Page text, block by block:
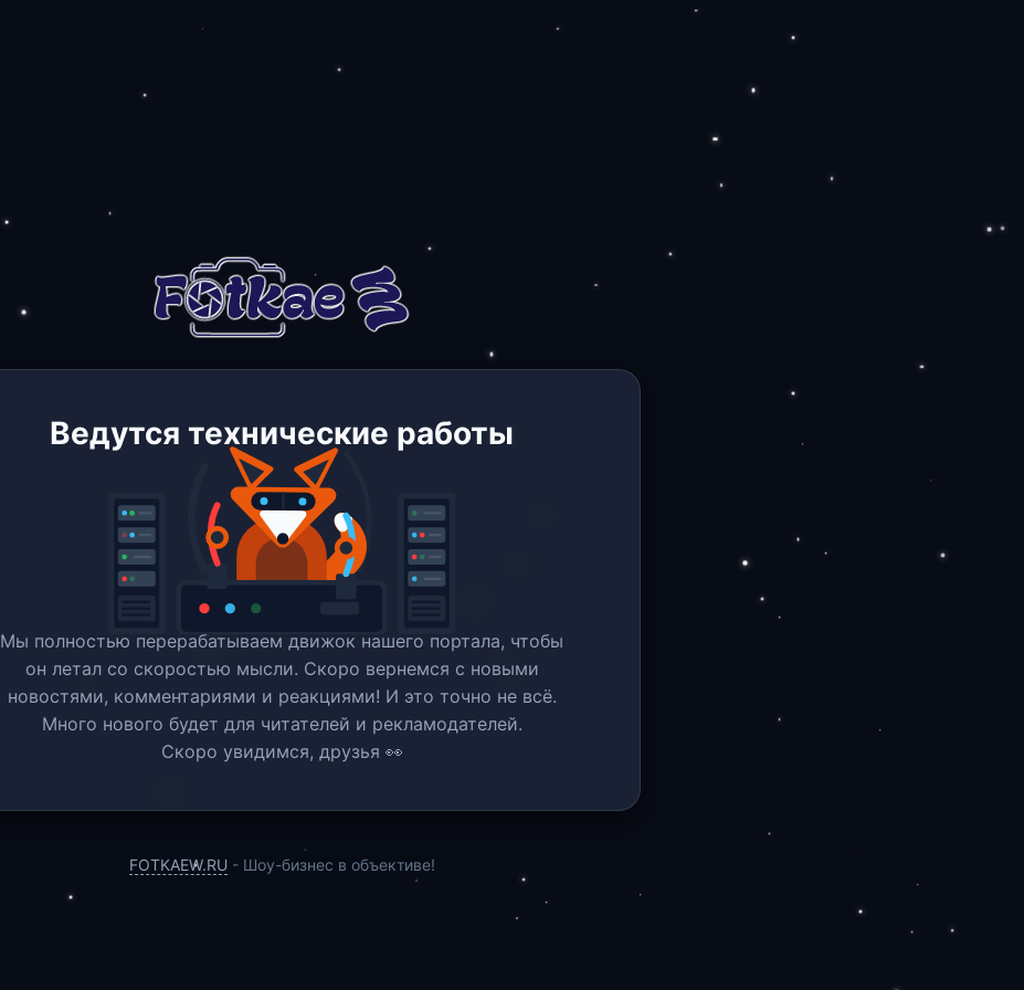
Ведутся технические работы
Мы полностью перерабатываем движок нашего портала, чтобы
он летал со скоростью мысли. Скоро вернемся c новыми
новостями, комментариями и реакциями! И это точно не всё.
Много нового будет для читателей и рекламодателей.
Скоро увидимся, друзья 👀
FOTKAEW.RU - Шоу-бизнес в объективе!